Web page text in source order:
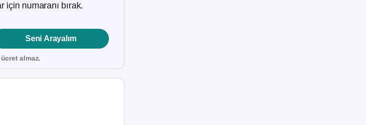
için numaranı bırak.
Seni Arayalım
almaz.